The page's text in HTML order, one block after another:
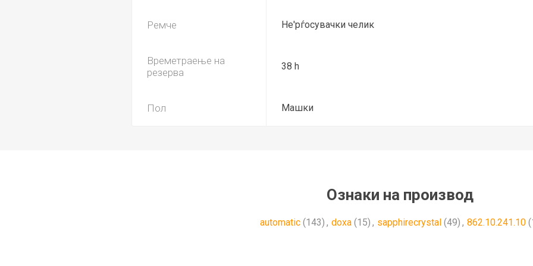
Ремче Не'рѓосувачки челик
Времетраење на
резерва
38 h
Пол Машки
Ознаки на производ
automatic (143) , doxa (15) , sapphirecrystal (49) , 862.10.241.10